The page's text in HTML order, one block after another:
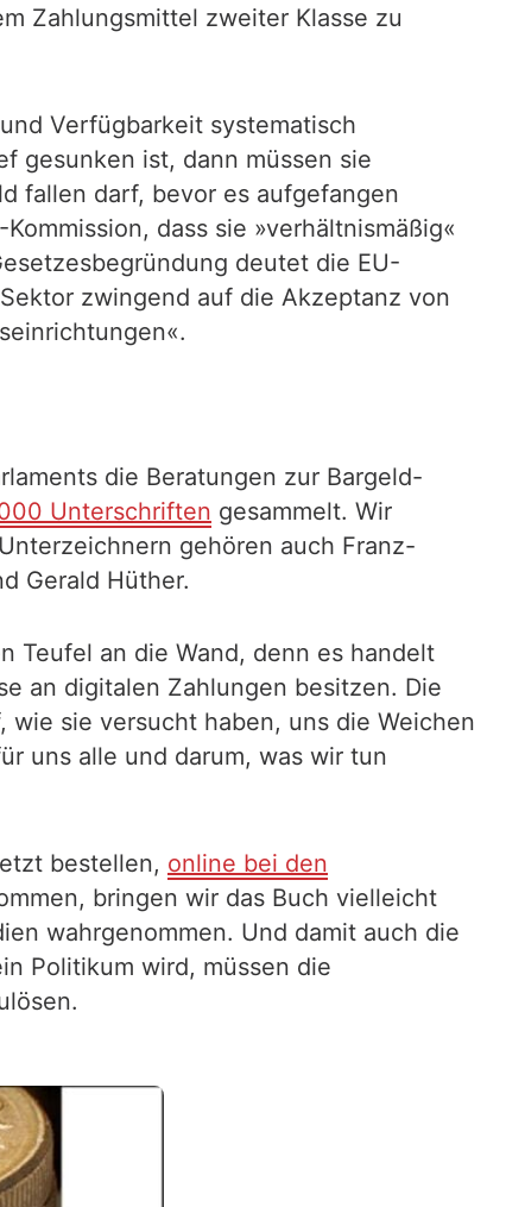
Zahlungsmittel zweiter Klasse zu
Verfügbarkeit systematisch
gesunken ist, dann müssen sie
fallen darf, bevor es aufgefangen
dass sie »verhältnismäßig«
deutet die EU-
zwingend auf die Akzeptanz von
die Beratungen zur Bargeld-
Unterschriften gesammelt. Wir
gehören auch Franz-
Gerald Hüther.
Teufel an die Wand, denn es handelt
an digitalen Zahlungen besitzen. Die
sie versucht haben, uns die Weichen
uns alle und darum, was wir tun
bestellen, online bei den
bringen wir das Buch vielleicht
wahrgenommen. Und damit auch die
Politikum wird, müssen die